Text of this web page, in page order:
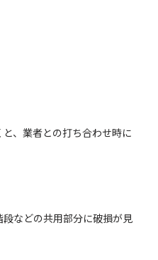
、業者との打ち合わせ時に
などの共用部分に破損が見